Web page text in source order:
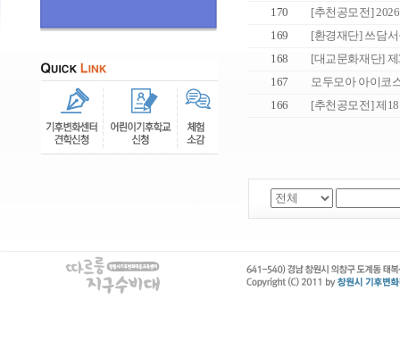
170
[추천공모전]
169
[환경재단] 쓰담
168
[대교문화재단]
167
모두모아 아이코
166
[추천공모전] 제18